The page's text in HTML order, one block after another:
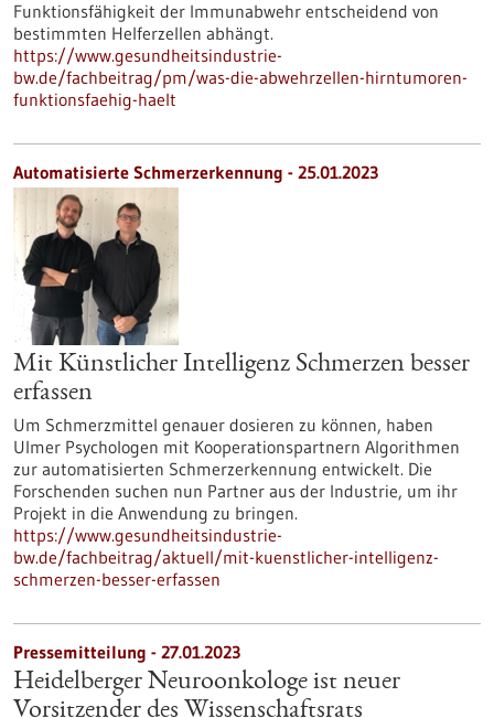
Funktionsfähigkeit der Immunabwehr entscheidend von
bestimmten Helferzellen abhängt.
https://www.gesundheitsindustrie-
bw.de/fachbeitrag/pm/was-die-abwehrzellen-hirntumoren-
funktionsfaehig-haelt
Automatisierte Schmerzerkennung - 25.01.2023
Mit Künstlicher Intelligenz Schmerzen besser
erfassen
Um Schmerzmittel genauer dosieren zu können, haben
Ulmer Psychologen mit Kooperationspartnern Algorithmen
zur automatisierten Schmerzerkennung entwickelt. Die
Forschenden suchen nun Partner aus der Industrie, um ihr
Projekt in die Anwendung zu bringen.
https://www.gesundheitsindustrie-
bw.de/fachbeitrag/aktuell/mit-kuenstlicher-intelligenz-
schmerzen-besser-erfassen
Pressemitteilung - 27.01.2023
Heidelberger Neuroonkologe ist neuer
Vorsitzender des Wissenschaftsrats